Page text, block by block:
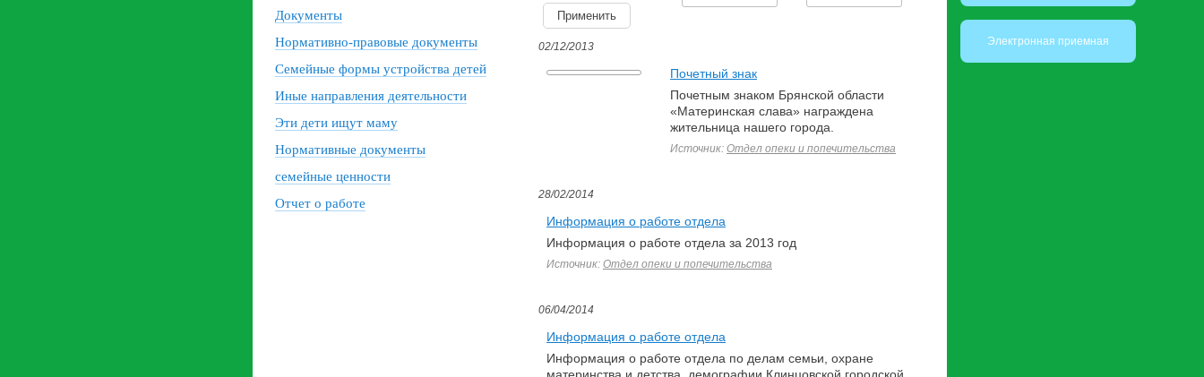
Документы
Нормативно-правовые документы
Семейные формы устройства детей
Иные направления деятельности
Эти дети ищут маму
Нормативные документы
семейные ценности
Отчет о работе
02/12/2013
Почетный знак
Почетным знаком Брянской области
«Материнская слава» награждена
жительница нашего города.
Источник: Отдел опеки и попечительства
28/02/2014
Информация о работе отдела
Информация о работе отдела за 2013 год
Источник: Отдел опеки и попечительства
06/04/2014
Информация о работе отдела
Информация о работе отдела по делам семьи, охране
Электронная приемная